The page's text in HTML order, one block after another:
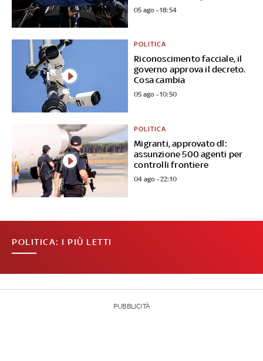
05 ago - 18:54
Riconoscimento facciale, il
governo approva il decreto.
Cosa cambia
POLITICA
05 ago - 10:50
Migranti, approvato dl:
assunzione 500 agenti per
controlli frontiere
POLITICA
04 ago - 22:10
POLITICA: I PIÙ LETTI
PUBBLICITÀ